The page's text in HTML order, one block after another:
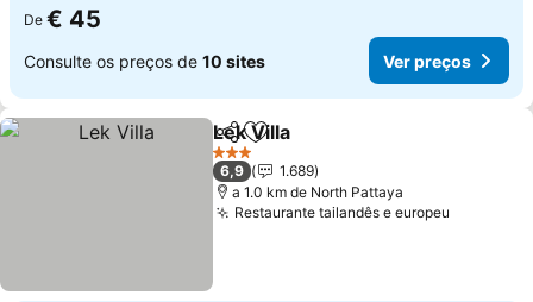
De € 45
Consulte os preços de 10 sites Ver preços
PartilharAdicionar aos favoritos
Lek Villa
3 Estrelas
6,9
1.689
a 1.0 km de North Pattaya
Restaurante tailandês e europeu